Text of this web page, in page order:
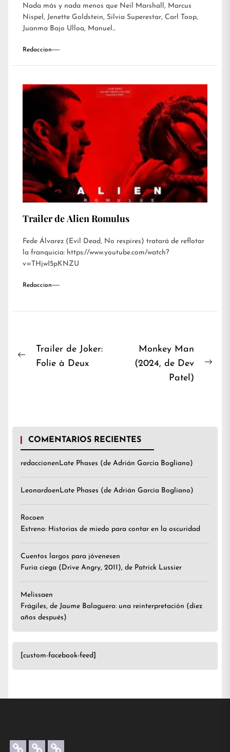
Nada más y nada menos que Neil Marshall, Marcus
Nispel, Jenette Goldstein, Silvia Superestar, Carl Toop,
Juanma Bajo Ulloa, Manuel...
Redaccion
Trailer de Alien Romulus
Fede Álvarez (Evil Dead, No respires) tratará de reflotar
la franquicia: https://www.youtube.com/watch?
v=THjwI5pKNZU
Redaccion
Navegación
Previous
Trailer de Joker:
Folie à Deux
Monkey Man
(2024, de Dev
Patel)
COMENTARIOS RECIENTES
redaccionen Late Phases (de Adrián García Bogliano)
Leonardoen Late Phases (de Adrián García Bogliano)
Rocoen
Estreno: Historias de miedo para contar en la oscuridad
Cuentos largos para jóvenesen
Furia ciega (Drive Angry, 2011), de Patrick Lussier
Melissaen
Frágiles, de Jaume Balaguero: una reinterpretación (diez
años después)
[custom-facebook-feed]